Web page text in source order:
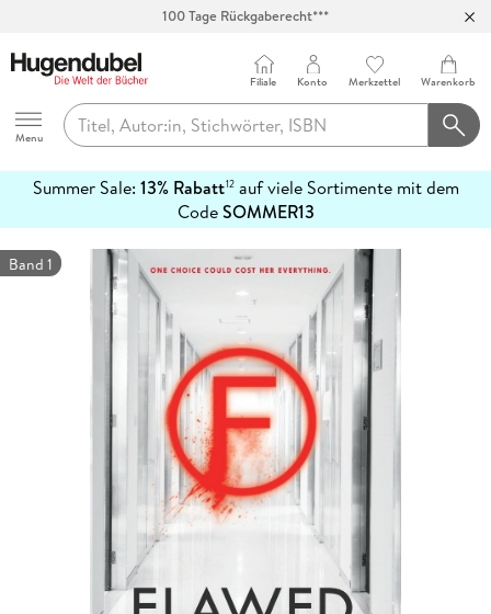
100 Tage Rückgaberecht***
Hugendubel
Menu
Filiale Konto Merkzettel Warenkorb
Summer Sale: 13% Rabatt12auf viele Sortimente mit dem
CodeSOMMER13
erfahren
Band 1